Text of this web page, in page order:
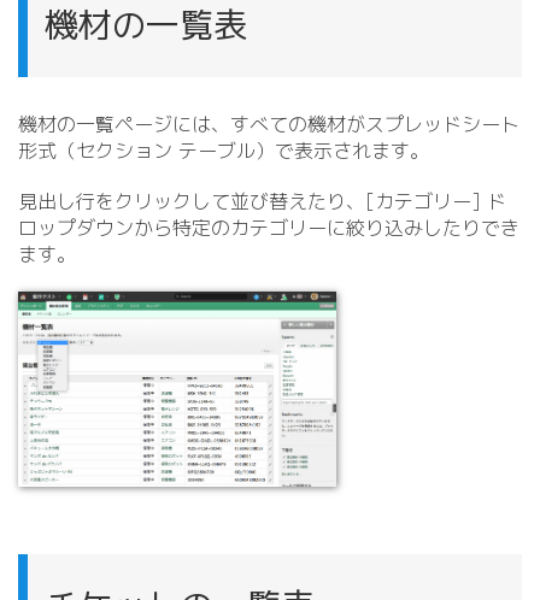
機材の一覧表
機材の一覧ページには、すべての機材がスプレッドシート
形式（セクション テーブル）で表示されます。
見出し行をクリックして並び替えたり、[カテゴリー] ド
ロップダウンから特定のカテゴリーに絞り込みしたりでき
ます。